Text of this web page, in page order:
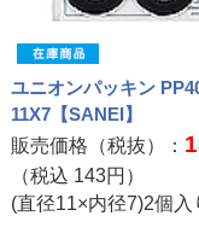
ユニオンパッキン
11X7【SANEI】
販売価格（税抜）：
（税込 143円）
(直径11×内径7)2個入